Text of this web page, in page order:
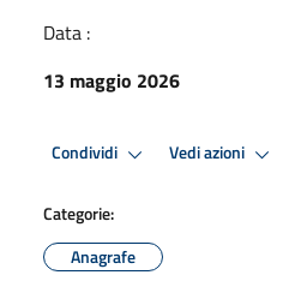
Data :
13 maggio 2026
Condividi Vedi azioni
Categorie:
Anagrafe